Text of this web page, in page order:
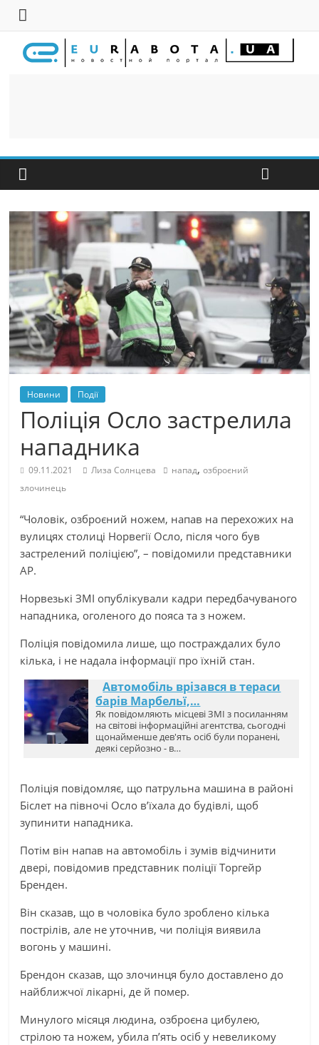
Новини Події
Поліція Осло застрелила
нападника
09.11.2021 Лиза Солнцева напад,озброєний
злочинець
“Чоловік, озброєний ножем, напав на перехожих на
вулицях столиці Норвегії Осло, після чого був
застрелений поліцією”, – повідомили представники
AP.
Норвезькі ЗМІ опублікували кадри передбачуваного
нападника, оголеного до пояса та з ножем.
Поліція повідомила лише, що постраждалих було
кілька, і не надала інформації про їхній стан.
Автомобіль врізався в тераси
барів Марбельї,…
Як повідомляють місцеві ЗМІ з посиланням
на світові інформаційні агентства, сьогодні
щонайменше дев'ять осіб були поранені,
деякі серйозно - в…
Поліція повідомляє, що патрульна машина в районі
Біслет на півночі Осло в’їхала до будівлі, щоб
зупинити нападника.
Потім він напав на автомобіль і зумів відчинити
двері, повідомив представник поліції Торгейр
Бренден.
Він сказав, що в чоловіка було зроблено кілька
пострілів, але не уточнив, чи поліція виявила
вогонь у машині.
Брендон сказав, що злочинця було доставлено до
найближчої лікарні, де й помер.
Минулого місяця людина, озброєна цибулею,
стрілою та ножем, убила п’ять осіб у невеликому